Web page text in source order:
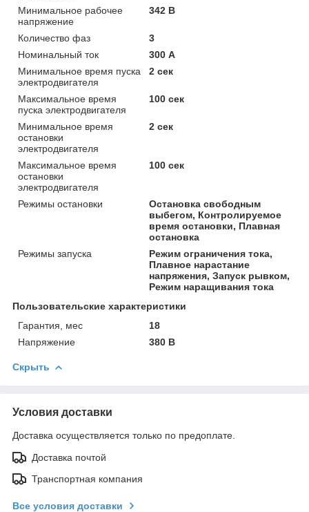
Минимальное рабочее
напряжение
342 В
Количество фаз
3
Номинальный ток
300 А
Минимальное время пуска
электродвигателя
2 сек
Максимальное время
пуска электродвигателя
100 сек
Минимальное время
остановки
электродвигателя
2 сек
Максимальное время
остановки
электродвигателя
100 сек
Режимы остановки
Остановка свободным
выбегом, Контролируемое
время остановки, Плавная
остановка
Режимы запуска
Режим ограничения тока,
Плавное нарастание
напряжения, Запуск рывком,
Режим наращивания тока
Пользовательские характеристики
Гарантия, мес
18
Напряжение
380 В
Скрыть
Условия доставки
Доставка осуществляется только по предоплате.
Доставка почтой
Транспортная компания
Все условия доставки